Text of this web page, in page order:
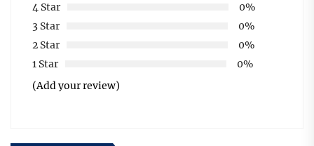
4 Star
0%
3 Star
0%
2 Star
0%
1 Star
0%
(Add your review)